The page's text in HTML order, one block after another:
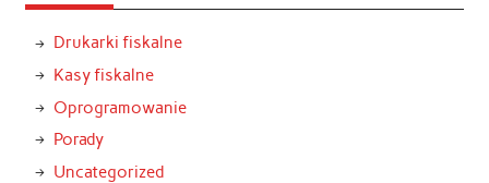
Drukarki fiskalne
Kasy fiskalne
Oprogramowanie
Porady
Uncategorized